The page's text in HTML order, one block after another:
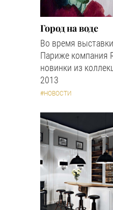
Город на воде
Во время
Париже компания
новинки из
2013
#НОВОСТИ